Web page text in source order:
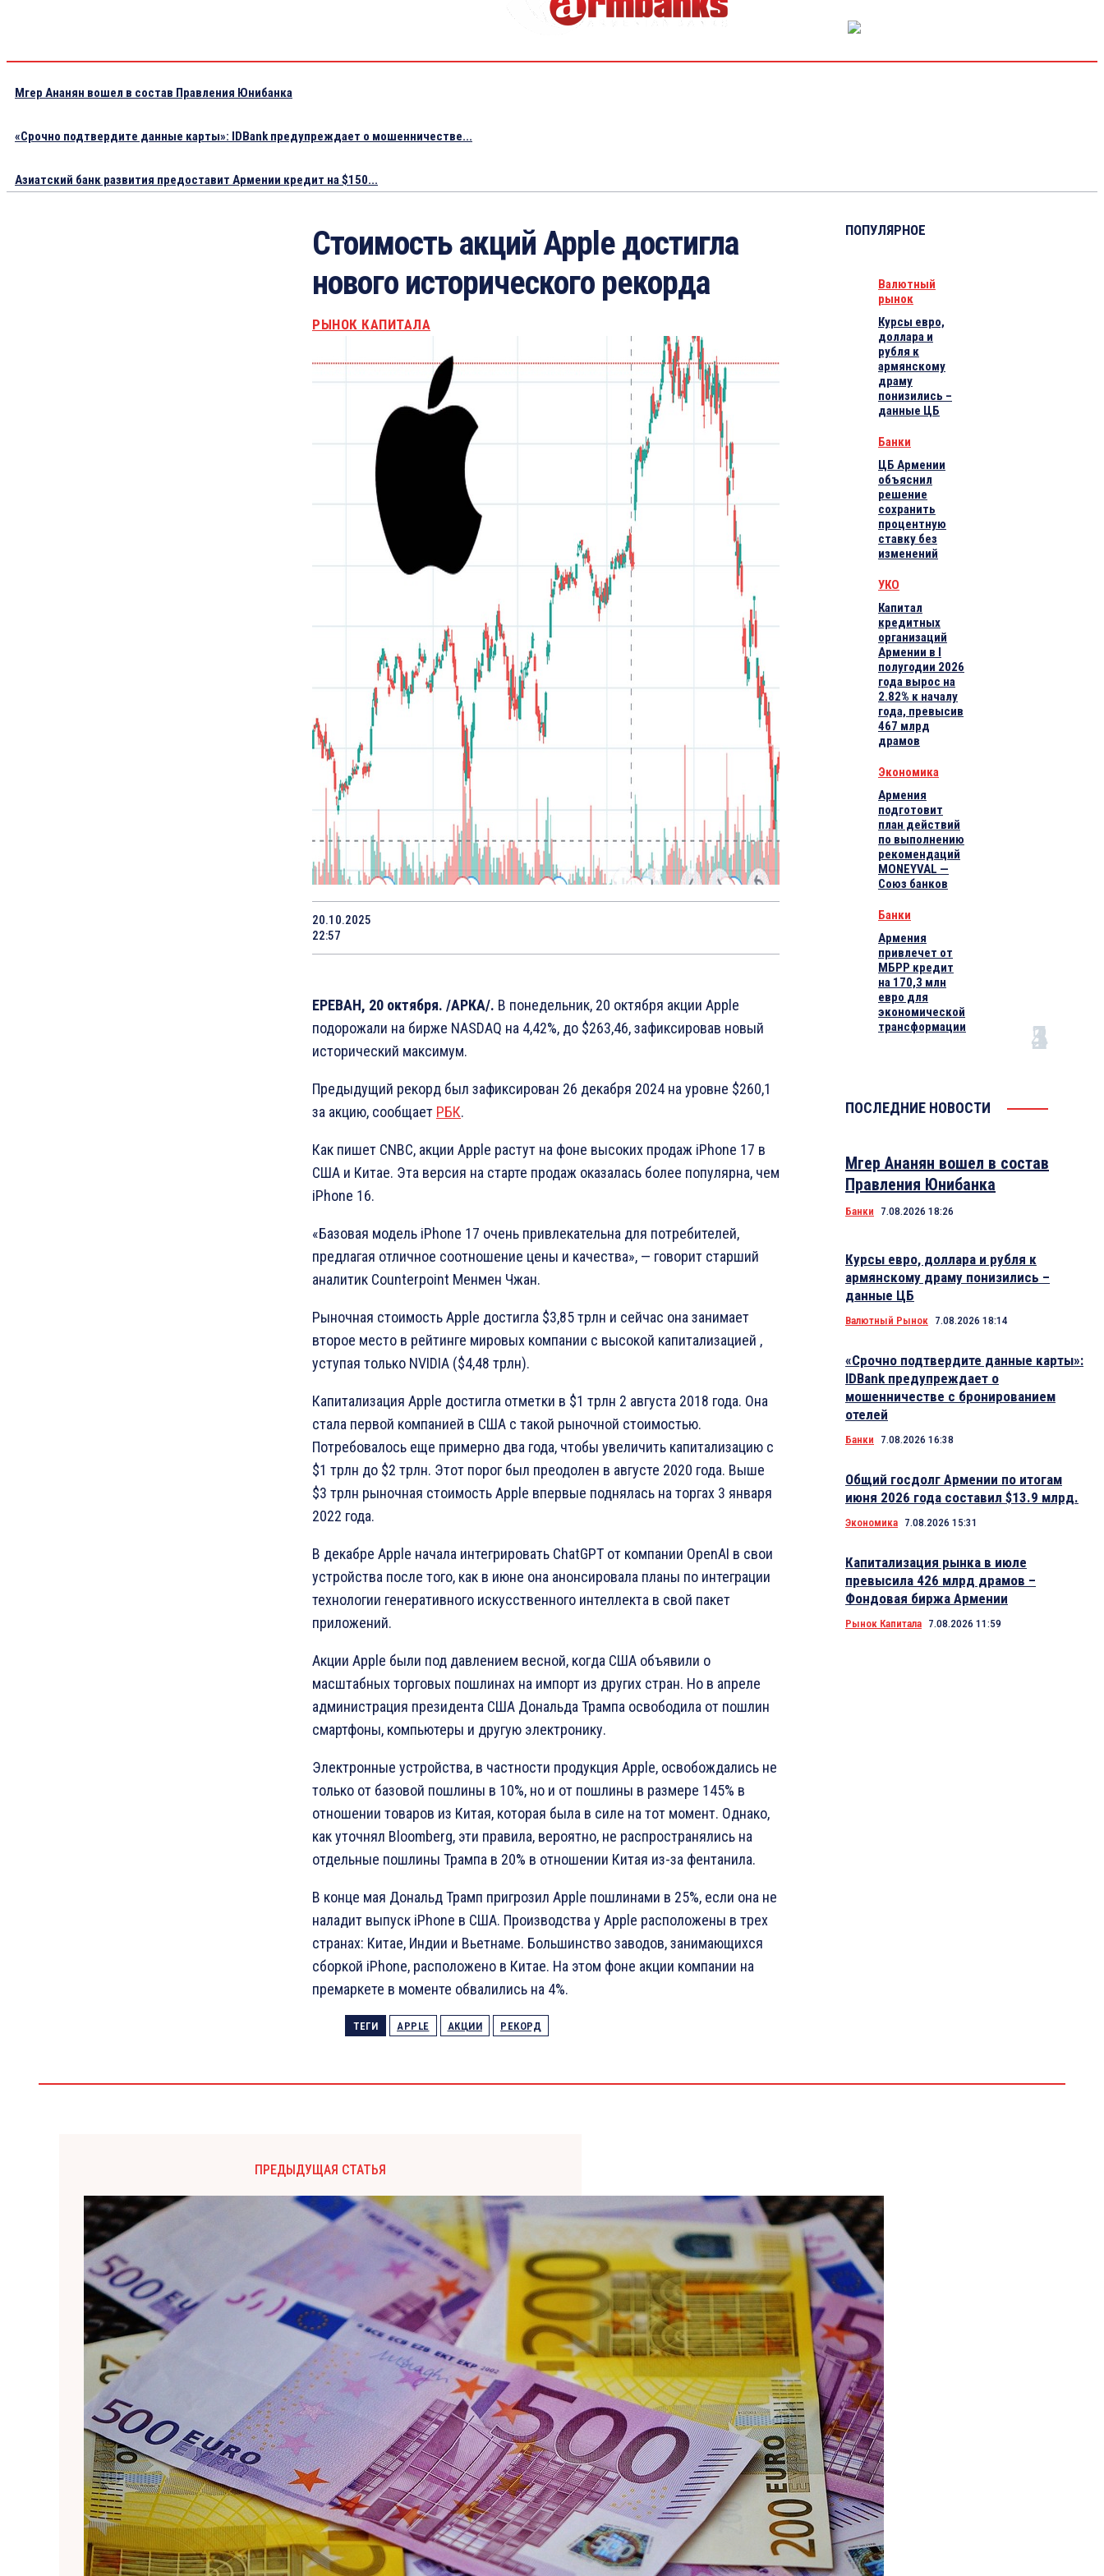
Мгер Ананян вошел в состав Правления Юнибанка
«Срочно подтвердите данные карты»: IDBank предупреждает о мошенничестве...
Азиатский банк развития предоставит Армении кредит на $150...
Стоимость акций Apple достигла
нового исторического рекорда
РЫНОК КАПИТАЛА
20.10.2025
22:57
ЕРЕВАН, 20 октября. /АРКА/. В понедельник, 20 октября акции Apple
подорожали на бирже NASDAQ на 4,42%, до $263,46, зафиксировав новый
исторический максимум.
Предыдущий рекорд был зафиксирован 26 декабря 2024 на уровне $260,1
за акцию, сообщает РБК.
Как пишет CNBC, акции Apple растут на фоне высоких продаж iPhone 17 в
США и Китае. Эта версия на старте продаж оказалась более популярна, чем
iPhone 16.
«Базовая модель iPhone 17 очень привлекательна для потребителей,
предлагая отличное соотношение цены и качества», — говорит старший
аналитик Counterpoint Менмен Чжан.
Рыночная стоимость Apple достигла $3,85 трлн и сейчас она занимает
второе место в рейтинге мировых компании с высокой капитализацией ,
уступая только NVIDIA ($4,48 трлн).
Капитализация Apple достигла отметки в $1 трлн 2 августа 2018 года. Она
стала первой компанией в США с такой рыночной стоимостью.
Потребовалось еще примерно два года, чтобы увеличить капитализацию с
$1 трлн до $2 трлн. Этот порог был преодолен в августе 2020 года. Выше
$3 трлн рыночная стоимость Apple впервые поднялась на торгах 3 января
2022 года.
В декабре Apple начала интегрировать ChatGPT от компании OpenAI в свои
устройства после того, как в июне она анонсировала планы по интеграции
технологии генеративного искусственного интеллекта в свой пакет
приложений.
Акции Apple были под давлением весной, когда США объявили о
масштабных торговых пошлинах на импорт из других стран. Но в апреле
администрация президента США Дональда Трампа освободила от пошлин
смартфоны, компьютеры и другую электронику.
Электронные устройства, в частности продукция Apple, освобождались не
только от базовой пошлины в 10%, но и от пошлины в размере 145% в
отношении товаров из Китая, которая была в силе на тот момент. Однако,
как уточнял Bloomberg, эти правила, вероятно, не распространялись на
отдельные пошлины Трампа в 20% в отношении Китая из-за фентанила.
В конце мая Дональд Трамп пригрозил Apple пошлинами в 25%, если она не
наладит выпуск iPhone в США. Производства у Apple расположены в трех
странах: Китае, Индии и Вьетнаме. Большинство заводов, занимающихся
сборкой iPhone, расположено в Китае. На этом фоне акции компании на
премаркете в моменте обвалились на 4%.
ТЕГИ APPLE АКЦИИ РЕКОРД
ПОПУЛЯРНОЕ
Валютный
рынок
Курсы евро,
доллара и
рубля к
армянскому
драму
понизились –
данные ЦБ
Банки
ЦБ Армении
объяснил
решение
сохранить
процентную
ставку без
изменений
УКО
Капитал
кредитных
организаций
Армении в I
полугодии 2026
года вырос на
2.82% к началу
года, превысив
467 млрд
драмов
Экономика
Армения
подготовит
план действий
по выполнению
рекомендаций
MONEYVAL —
Союз банков
Банки
Армения
привлечет от
МБРР кредит
на 170,3 млн
евро для
экономической
трансформации
ПОСЛЕДНИЕ НОВОСТИ
Мгер Ананян вошел в состав
Правления Юнибанка
Банки 7.08.2026 18:26
Курсы евро, доллара и рубля к
армянскому драму понизились –
данные ЦБ
Валютный Рынок 7.08.2026 18:14
«Срочно подтвердите данные карты»:
IDBank предупреждает о
мошенничестве с бронированием
отелей
Банки 7.08.2026 16:38
Общий госдолг Армении по итогам
июня 2026 года составил $13.9 млрд.
Экономика 7.08.2026 15:31
Капитализация рынка в июле
превысила 426 млрд драмов –
Фондовая биржа Армении
Рынок Капитала 7.08.2026 11:59
ПРЕДЫДУЩАЯ СТАТЬЯ